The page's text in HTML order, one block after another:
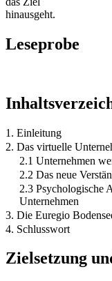
hinausgeht.
Leseprobe
1. Einleitung
2. Das virtuelle
2.1 Unternehmen
2.2 Das neue
2.3 Psychologische
Unternehmen
3. Die Euregio
4. Schlusswort
Zielsetzung